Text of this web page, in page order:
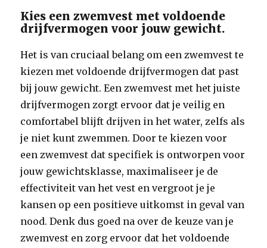
Kies een zwemvest met voldoende
drijfvermogen voor jouw gewicht.
Het is van cruciaal belang om een zwemvest te
kiezen met voldoende drijfvermogen dat past
bij jouw gewicht. Een zwemvest met het juiste
drijfvermogen zorgt ervoor dat je veilig en
comfortabel blijft drijven in het water, zelfs als
je niet kunt zwemmen. Door te kiezen voor
een zwemvest dat specifiek is ontworpen voor
jouw gewichtsklasse, maximaliseer je de
effectiviteit van het vest en vergroot je je
kansen op een positieve uitkomst in geval van
nood. Denk dus goed na over de keuze van je
zwemvest en zorg ervoor dat het voldoende